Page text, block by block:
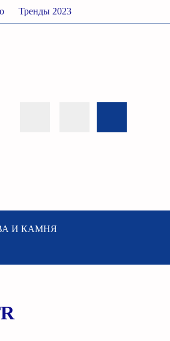
Тренды 2023
И КАМНЯ